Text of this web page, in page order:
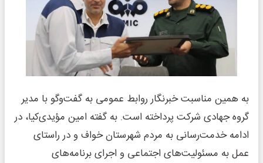
به همین مناسبت خبرنگار روابط عمومی به گفت‌وگو با مدیر
گروه جهادی شرکت پرداخته است. به گفته امین مؤیدی‌کیا، در
ادامه خدمت‌رسانی به مردم شهرستان خواف و در راستای
عمل به مسئولیت‌های اجتماعی و اجرای برنامه‌های